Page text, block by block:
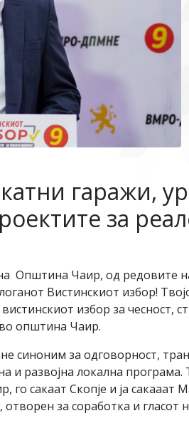
гаражи,
за
на Општина Чаир, од
Вистинскиот избор!
избор за чесност,
во општина Чаир.
синоним за одговорност,
и развојна локална
го сакаат Скопје и ја
за соработка и гласот